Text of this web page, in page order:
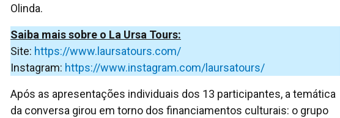
Olinda.
Saiba mais sobre o La Ursa Tours:
Site: https://www.laursatours.com/
Instagram: https://www.instagram.com/laursatours/
Após as apresentações individuais dos 13 participantes, a temática
da conversa girou em torno dos financiamentos culturais: o grupo